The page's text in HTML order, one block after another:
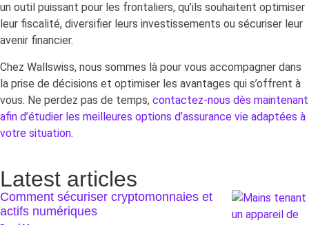
un outil puissant pour les frontaliers, qu’ils souhaitent optimiser
leur fiscalité, diversifier leurs investissements ou sécuriser leur
avenir financier.
Chez Wallswiss, nous sommes là pour vous accompagner dans
la prise de décisions et optimiser les avantages qui s’offrent à
vous. Ne perdez pas de temps, contactez-nous dès maintenant
afin d’étudier les meilleures options d’assurance vie adaptées à
votre situation.
Latest articles
Comment sécuriser cryptomonnaies et
actifs numériques